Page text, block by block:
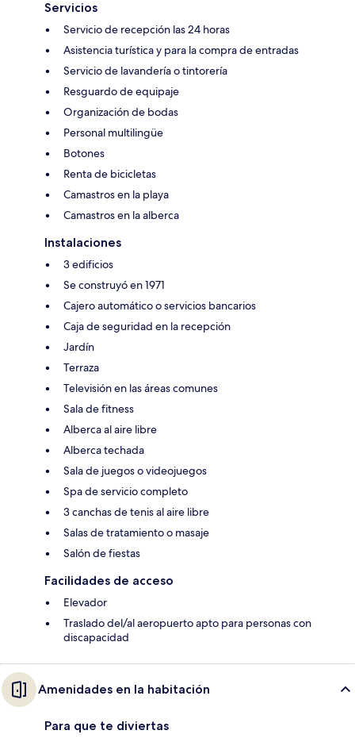
Servicios
Servicio de recepción las 24 horas
Asistencia turística y para la compra de entradas
Servicio de lavandería o tintorería
Resguardo de equipaje
Organización de bodas
Personal multilingüe
Botones
Renta de bicicletas
Camastros en la playa
Camastros en la alberca
Instalaciones
3 edificios
Se construyó en 1971
Cajero automático o servicios bancarios
Caja de seguridad en la recepción
Jardín
Terraza
Televisión en las áreas comunes
Sala de fitness
Alberca al aire libre
Alberca techada
Sala de juegos o videojuegos
Spa de servicio completo
3 canchas de tenis al aire libre
Salas de tratamiento o masaje
Salón de fiestas
Facilidades de acceso
Elevador
Traslado del/al aeropuerto apto para personas con
discapacidad
Amenidades en la habitación
Para que te diviertas